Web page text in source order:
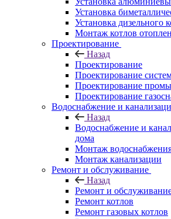
Установка
Установка дизельного
Монтаж котлов
Проектирование
Назад
Проектирование
Проектирование
Проектирование
Проектирование
Водоснабжение и
Назад
Водоснабжение и
дома
Монтаж
Монтаж канализации
Ремонт и обслуживание
Назад
Ремонт и
Ремонт котлов
Ремонт газовых котлов